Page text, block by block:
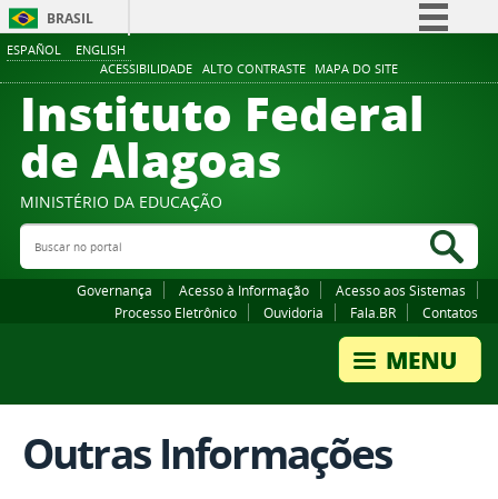
ESPAÑOL ENGLISH
ACESSIBILIDADE ALTO CONTRASTE MAPA DO SITE
BRASIL
Comunica BR
Participe
Canais
Instituto Federal
de Alagoas
MINISTÉRIO DA EDUCAÇÃO
Buscar no portal
Governança Acesso à Informação
Acesso aos Sistemas
Processo Eletrônico
Ouvidoria Fala.BR Contatos
Outras Informações